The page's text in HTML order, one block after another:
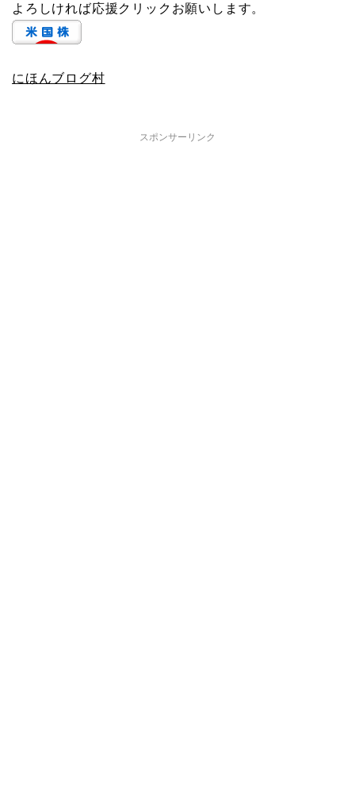
よろしければ応援クリックお願いします。
にほんブログ村
スポンサーリンク